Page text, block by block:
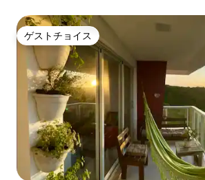
ゲストチョイス
ゲストチョイス